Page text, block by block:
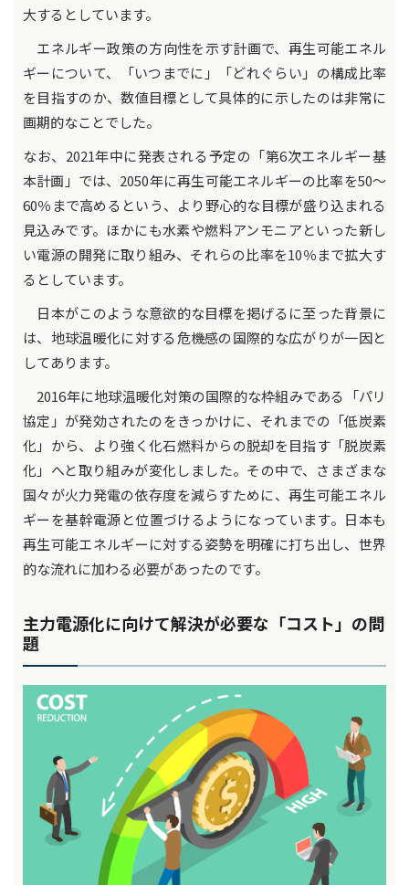
大するとしています。
エネルギー政策の方向性を示す計画で、再生可能エネル
ギーについて、「いつまでに」「どれぐらい」の構成比率
を目指すのか、数値目標として具体的に示したのは非常に
画期的なことでした。
なお、2021年中に発表される予定の「第6次エネルギー基
本計画」では、2050年に再生可能エネルギーの比率を50～
60％まで高めるという、より野心的な目標が盛り込まれる
見込みです。ほかにも水素や燃料アンモニアといった新し
い電源の開発に取り組み、それらの比率を10％まで拡大す
るとしています。
日本がこのような意欲的な目標を掲げるに至った背景に
は、地球温暖化に対する危機感の国際的な広がりが一因と
してあります。
2016年に地球温暖化対策の国際的な枠組みである「パリ
協定」が発効されたのをきっかけに、それまでの「低炭素
化」から、より強く化石燃料からの脱却を目指す「脱炭素
化」へと取り組みが変化しました。その中で、さまざまな
国々が火力発電の依存度を減らすために、再生可能エネル
ギーを基幹電源と位置づけるようになっています。日本も
再生可能エネルギーに対する姿勢を明確に打ち出し、世界
的な流れに加わる必要があったのです。
主力電源化に向けて解決が必要な「コスト」の問
題